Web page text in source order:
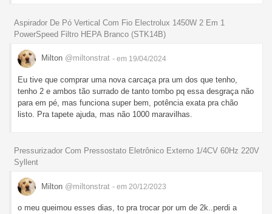
Aspirador De Pó Vertical Com Fio Electrolux 1450W 2 Em 1
PowerSpeed Filtro HEPA Branco (STK14B)
Milton @miltonstrat - em 19/04/2024
Eu tive que comprar uma nova carcaça pra um dos que tenho,
tenho 2 e ambos tão surrado de tanto tombo pq essa desgraça não
para em pé, mas funciona super bem, potência exata pra chão
listo. Pra tapete ajuda, mas não 1000 maravilhas.
Pressurizador Com Pressostato Eletrônico Externo 1/4CV 60Hz 220V
Syllent
Milton @miltonstrat - em 20/12/2023
o meu queimou esses dias, to pra trocar por um de 2k..perdi a